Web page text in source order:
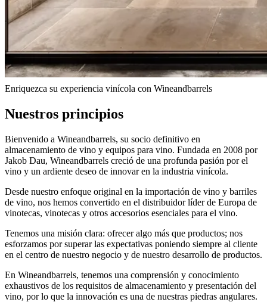
Acerca de Wineandbarrels
Lea sobre Wineandbarrels, desde la pasión hasta la responsabilidad
y la innovación.
Enriquezca su experiencia vinícola con Wineandbarrels
Nuestros principios
Bienvenido a Wineandbarrels, su socio definitivo en
almacenamiento de vino y equipos para vino. Fundada en 2008 por
Jakob Dau, Wineandbarrels creció de una profunda pasión por el
vino y un ardiente deseo de innovar en la industria vinícola.
Desde nuestro enfoque original en la importación de vino y barriles
de vino, nos hemos convertido en el distribuidor líder de Europa de
vinotecas, vinotecas y otros accesorios esenciales para el vino.
Tenemos una misión clara: ofrecer algo más que productos; nos
esforzamos por superar las expectativas poniendo siempre al cliente
en el centro de nuestro negocio y de nuestro desarrollo de productos.
En Wineandbarrels, tenemos una comprensión y conocimiento
exhaustivos de los requisitos de almacenamiento y presentación del
vino, por lo que la innovación es una de nuestras piedras angulares.